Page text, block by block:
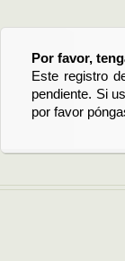
Por favor,
Este registro
pendiente. Si
por favor